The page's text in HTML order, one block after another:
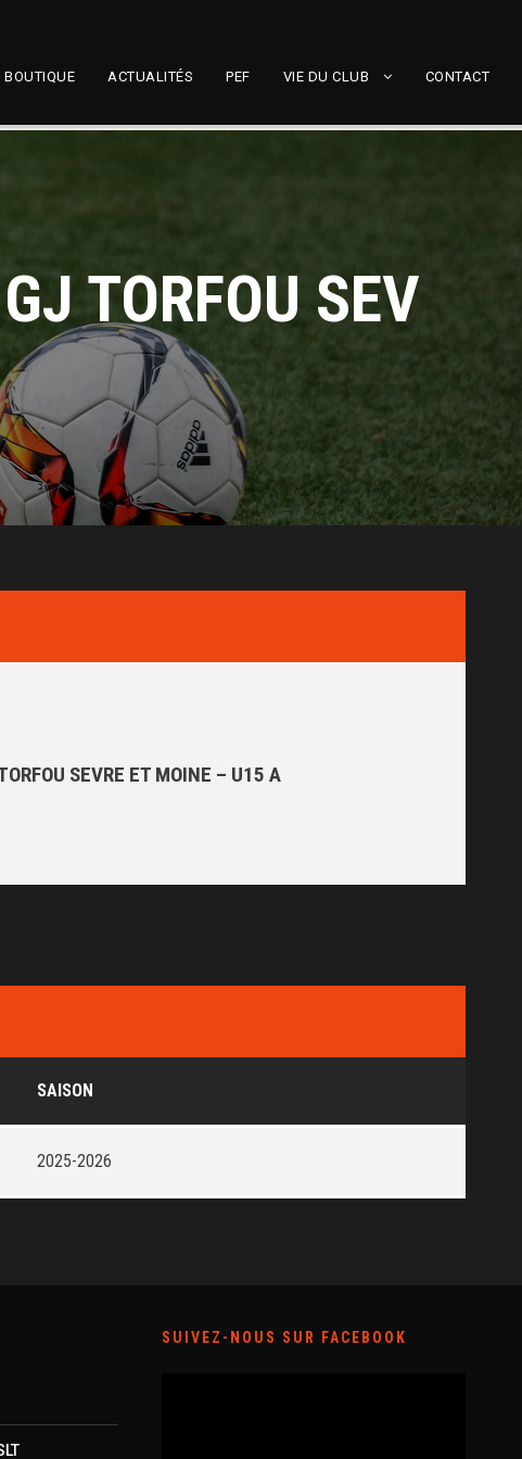
BOUTIQUE ACTUALITÉS PEF VIE DU CLUB CONTACT
TORFOU SEV
SEVRE ET MOINE – U15 A
SAISON
2025-2026
SUIVEZ-NOUS SUR FACEBOOK